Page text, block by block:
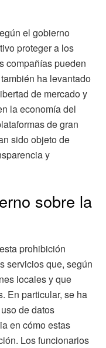
el gobierno
proteger a los
compañías pueden
ha levantado
de mercado y
la economía del
de gran
sido objeto de
y
sobre la
prohibición
servicios que, según
locales y que
En particular, se ha
de datos
en cómo estas
Los funcionarios